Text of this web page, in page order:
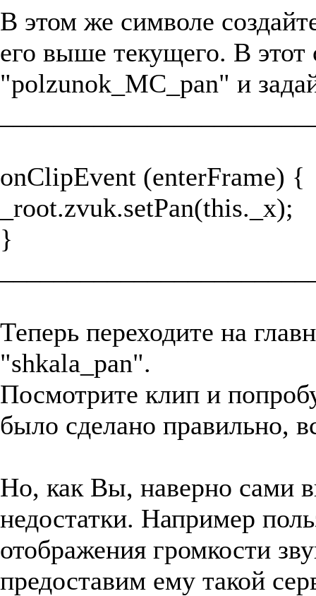
В этом же символе
его выше текущего. В
"polzunok_MC_pan" и
onClipEvent (enterFrame) {
_root.zvuk.setPan(this._x);
}
Теперь переходите на
"shkala_pan".
Посмотрите клип и
было сделано правильно,
Но, как Вы, наверно сами
недостатки. Например
отображения громкости
предоставим ему такой